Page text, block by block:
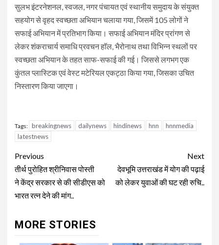
सुलभ इंटरनेशनल, स्वजल, नगर पंचायत एवं स्थानीय समुदाय के संयुक्त
सहयोग से वृहद स्वच्छता अभियान चलाया गया, जिसमें 105 लोगों ने
सफाई अभियान में प्रतिभाग किया। सफाई अभियान मंदिर प्रांगण से
लेकर शंकराचार्य समाधि प्रवचन हाॅल, भैरोनाथ तथा विभिन्न स्थलों पर
स्वच्छता अभियान के तहत साफ-सफाई की गई। जिससे लगभग एक
कुंतल प्लास्टिक एवं वेस्ट मटेरियल एकट्ठा किया गया, जिसका उचित
निस्तारण किया जाएगा।
Tags: breakingnews dailynews hindinews hnn
hnnmedia
latestnews
Continue
Reading
Previous
तीर्थ पुरोहित श्रीनिवास पोस्ती
ने केंद्र सरकार से की सीडीएस को
भारत रत्न देने की मांग..
Next
देवभूमि उत्तराखंड में योग की पढ़ाई
को लेकर युवाओं की घट रही रुचि..
MORE STORIES